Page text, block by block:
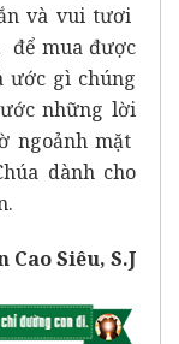
và vui tươi
để mua được
gì chúng
những lời
ngoảnh mặt
dành cho
Siêu, S.J